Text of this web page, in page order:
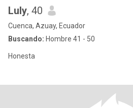
Luly, 40
Cuenca, Azuay, Ecuador
Buscando: Hombre 41 - 50
Honesta